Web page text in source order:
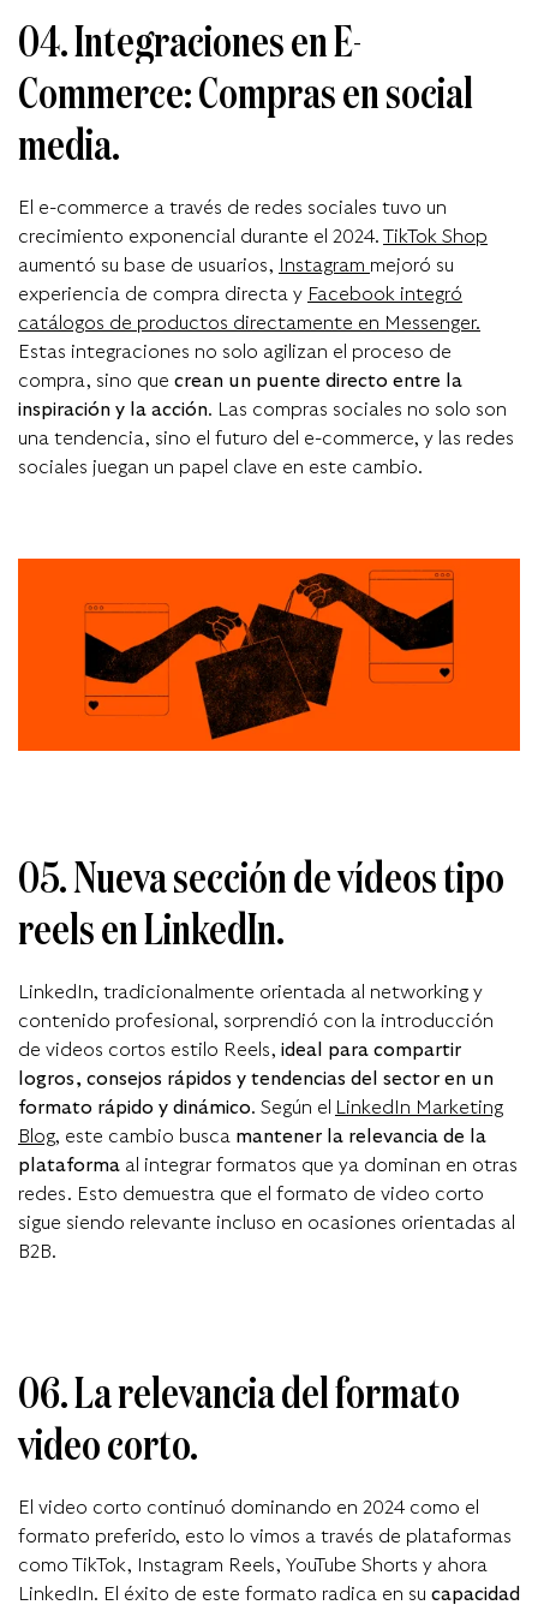
04. Integraciones en E-
Commerce: Compras en social
media.
El e-commerce a través de redes sociales tuvo un
crecimiento exponencial durante el 2024. TikTok Shop
aumentó su base de usuarios, Instagram mejoró su
experiencia de compra directa y Facebook integró
catálogos de productos directamente en Messenger.
Estas integraciones no solo agilizan el proceso de
compra, sino que crean un puente directo entre la
inspiración y la acción. Las compras sociales no solo son
una tendencia, sino el futuro del e-commerce, y las redes
sociales juegan un papel clave en este cambio.
05. Nueva sección de vídeos tipo
reels en LinkedIn.
LinkedIn, tradicionalmente orientada al networking y
contenido profesional, sorprendió con la introducción
de videos cortos estilo Reels, ideal para compartir
logros, consejos rápidos y tendencias del sector en un
formato rápido y dinámico. Según el
LinkedIn Marketing
Blog, este cambio busca mantener la relevancia de la
plataforma al integrar formatos que ya dominan en otras
redes. Esto demuestra que el formato de video corto
sigue siendo relevante incluso en ocasiones orientadas al
B2B.
06. La relevancia del formato
video corto.
El video corto continuó dominando en 2024 como el
formato preferido, esto lo vimos a través de plataformas
como TikTok, Instagram Reels, YouTube Shorts y ahora
LinkedIn. El éxito de este formato radica en su capacidad